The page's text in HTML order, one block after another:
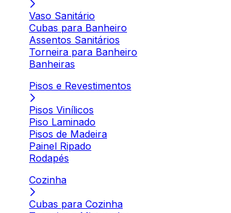
Vaso Sanitário
Cubas para Banheiro
Assentos Sanitários
Torneira para Banheiro
Banheiras
Pisos e Revestimentos
Pisos Vinílicos
Piso Laminado
Pisos de Madeira
Painel Ripado
Rodapés
Cozinha
Cubas para Cozinha